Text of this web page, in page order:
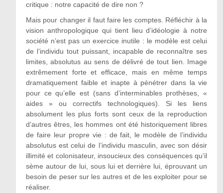
critique : notre capacité de dire non ?
Mais pour changer il faut faire les comptes. Réfléchir à la
vision anthropologique qui tient lieu d’idéologie à notre
société n’est pas un exercice inutile : le modèle est celui
de l’individu tout puissant, incapable de reconnaître ses
limites, absolutus au sens de délivré de tout lien. Image
extrêmement forte et efficace, mais en même temps
dramatiquement faible et inapte à pénétrer dans la vie
pour ce qu’elle est (sans d’interminables prothèses, «
aides » ou correctifs technologiques). Si les liens
absolument les plus forts sont ceux de la reproduction
d’autres êtres, les hommes ont été historiquement libres
de faire leur propre vie : de fait, le modèle de l’individu
absolutus est celui de l’individu masculin, avec son désir
illimité et colonisateur, insoucieux des conséquences qu’il
sème autour de lui, sous lui et derrière lui, éprouvant un
besoin de peser sur les autres et de les exploiter pour se
réaliser.